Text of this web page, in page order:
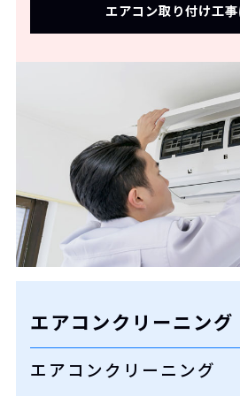
エアコン取り付け工
エアコンクリーニング
エアコンクリーニング